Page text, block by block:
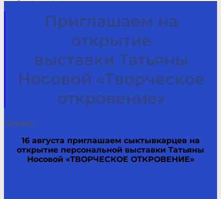
Приглашаем на
открытие
выставки Татьяны
Носовой «Творческое
откровение»
Печать
16 августа приглашаем сыктывкарцев на
открытие персональной выставки Татьяны
Носовой «ТВОРЧЕСКОЕ ОТКРОВЕНИЕ»